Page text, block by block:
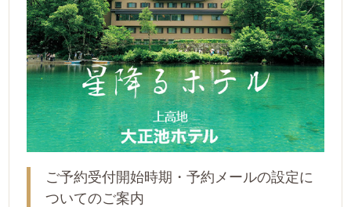
ご予約受付開始時期・予約メールの設定に
ついてのご案内